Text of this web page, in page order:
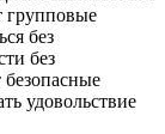
групповые
без
без
безопасные
удовольствие